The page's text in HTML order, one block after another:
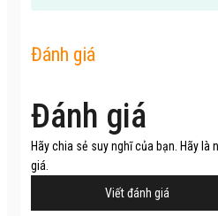
Đánh giá
Đánh giá
Hãy chia sẻ suy nghĩ của bạn. Hãy là
giá.
Viết đánh giá